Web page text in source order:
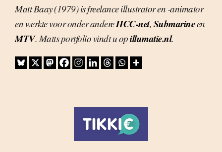
Matt Baay (1979) is freelance illustrator en -animator
en werkte voor onder andereHCC-net, Submarineen
MTV. Matts portfolio vindt u opillumatie.nl.